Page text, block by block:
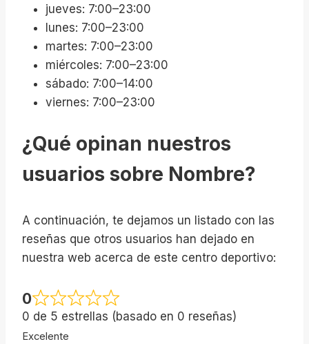
jueves: 7:00–23:00
lunes: 7:00–23:00
martes: 7:00–23:00
miércoles: 7:00–23:00
sábado: 7:00–14:00
viernes: 7:00–23:00
¿Qué opinan nuestros
usuarios sobre Nombre?
A continuación, te dejamos un listado con las
reseñas que otros usuarios han dejado en
nuestra web acerca de este centro deportivo:
0
0 de 5 estrellas (basado en 0 reseñas)
Excelente